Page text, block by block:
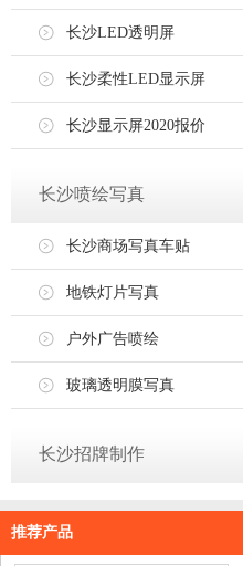
长沙LED透明屏
长沙柔性LED显示屏
长沙显示屏2020报价
长沙喷绘写真
长沙商场写真车贴
地铁灯片写真
户外广告喷绘
玻璃透明膜写真
长沙招牌制作
推荐产品